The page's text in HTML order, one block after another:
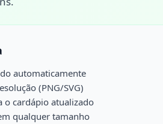
automaticamente
(PNG/SVG)
o cardápio atualizado
qualquer tamanho